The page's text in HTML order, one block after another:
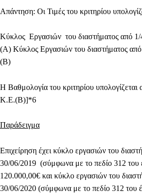
Απάντηση: Οι Τιμές του κριτηρίου
Κύκλος Εργασιών του διαστήματος από
(Α) Κύκλος Εργασιών του διαστήματος
(Β)
Η Βαθμολογία του κριτηρίου
Κ.Ε.(Β)]*6
Παράδειγμα
Επιχείρηση έχει κύκλο εργασιών του
30/06/2019 (σύμφωνα με το πεδίο 312 του
120.000,00€ και κύκλο εργασιών του
30/06/2020 (σύμφωνα με το πεδίο 312 του